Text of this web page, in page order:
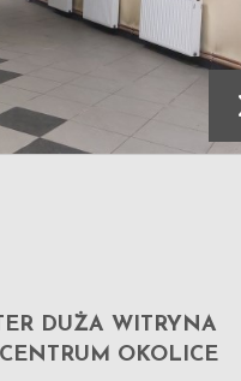
DUŻA WITRYNA
OKOLICE